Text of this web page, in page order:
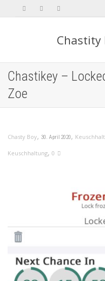
Chastity
Chastikey –
Zoe
Chasty Boy, 30. April 2020,
Keuschhaltung, 0